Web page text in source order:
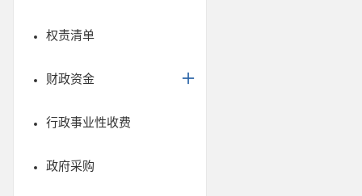
权责清单
财政资金
行政事业性收费
政府采购